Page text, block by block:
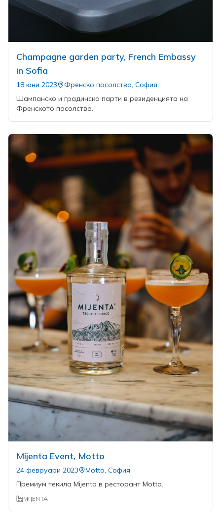
Champagne garden party, French Embassy
in Sofia
18 юни 2023
Френско посолство, София
Шампанско и градинско парти в резиденцията на
Френското посолство.
Mijenta Event, Motto
24 февруари 2023
Motto, София
Премиум текила Mijenta в ресторант Motto.
MIJENTA